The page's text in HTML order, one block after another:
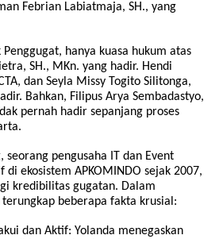
Febrian Labiatmaja, SH., yang
hanya kuasa hukum atas
SH., MKn. yang hadir. Hendi
dan Seyla Missy Togito Silitonga,
Bahkan, Filipus Arya Sembadastyo,
pernah hadir sepanjang proses
seorang pengusaha IT dan Event
ekosistem APKOMINDO sejak 2007,
kredibilitas gugatan. Dalam
terungkap beberapa fakta krusial:
dan Aktif: Yolanda menegaskan